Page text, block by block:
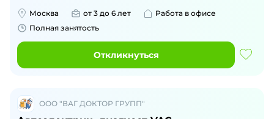
Москва от 3 до 6 лет
Работа в офисе
Полная занятость
Откликнуться
ООО "ВАГ ДОКТОР ГРУПП"